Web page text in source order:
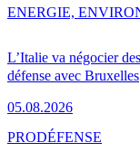
L’Italie va négocier
défense avec Bruxelles
05.08.2026
ENERGIE,
PRODÉFENSE